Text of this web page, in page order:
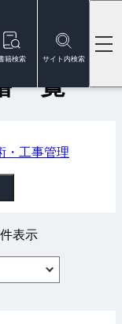
籍検索 サイト内検索
一覧
・工事管理
表示